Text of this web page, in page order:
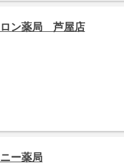
ロン薬局 芦屋店
ー薬局